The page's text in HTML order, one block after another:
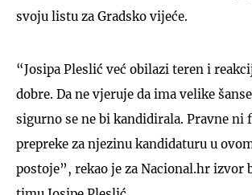
svoju listu za Gradsko vijeće.
“Josipa Pleslić već obilazi teren i
dobre. Da ne vjeruje da ima velike
sigurno se ne bi kandidirala. Pravne ni
prepreke za njezinu kandidaturu u
postoje”, rekao je za Nacional.hr izvor